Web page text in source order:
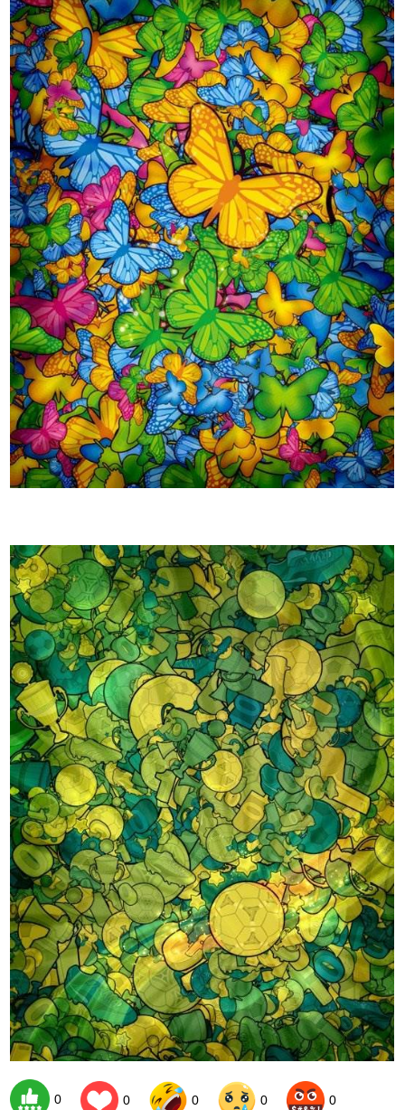
0 0 0 0 0